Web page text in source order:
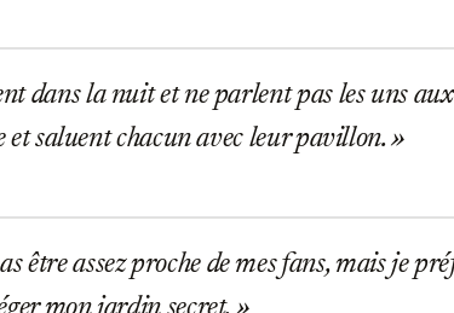
dans la nuit et ne parlent pas les uns aux
et saluent chacun avec leur pavillon.
être assez proche de mes fans, mais je